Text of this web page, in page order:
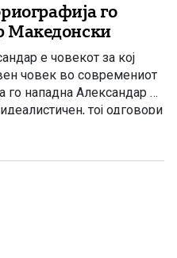
го
Македонски
е човекот за кој
човек во современиот
го нападна Александар на
тој одговори
бездруго бил
опиша (употребувајќи го